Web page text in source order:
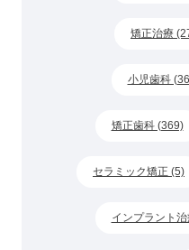
矯正治療
小児歯科
矯正歯科 (369)
セラミック矯正 (5)
インプラント